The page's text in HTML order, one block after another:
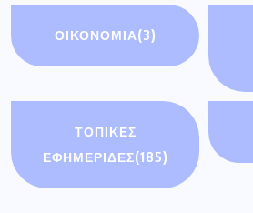
ΟΙΚΟΝΟΜΊΑ(3)
ΤΟΠΙΚΕΣ
ΕΦΗΜΕΡΙΔΕΣ(185)